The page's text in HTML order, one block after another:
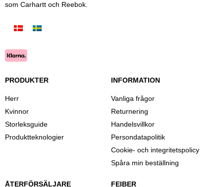
som Carhartt och Reebok.
PRODUKTER
Herr
Kvinnor
Storleksguide
Produktteknologier
INFORMATION
Vanliga frågor
Returnering
Handelsvillkor
Persondatapolitik
Cookie- och integritetspolicy
Spåra min beställning
ÅTERFÖRSÄLJARE FEIBER